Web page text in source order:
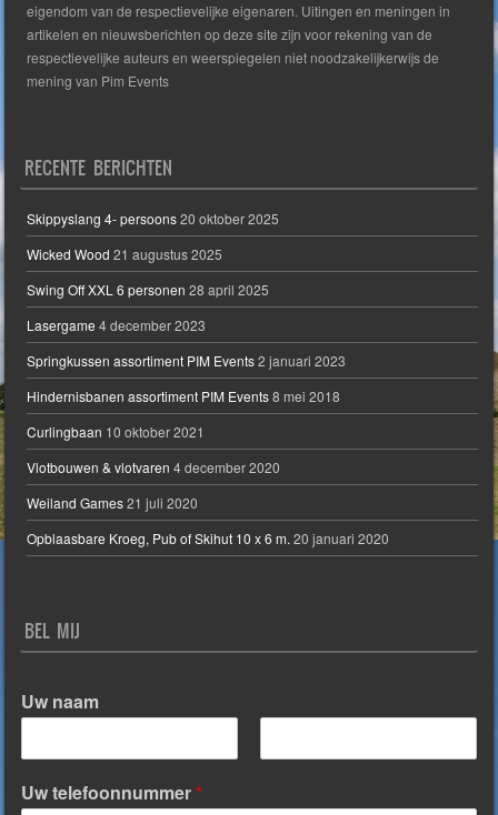
eigendom van de respectievelijke eigenaren. Uitingen en meningen in
artikelen en nieuwsberichten op deze site zijn voor rekening van de
respectievelijke auteurs en weerspiegelen niet noodzakelijkerwijs de
mening van Pim Events
RECENTE BERICHTEN
Skippyslang 4- persoons 20 oktober 2025
Wicked Wood 21 augustus 2025
Swing Off XXL 6 personen 28 april 2025
Lasergame 4 december 2023
Springkussen assortiment PIM Events 2 januari 2023
Hindernisbanen assortiment PIM Events 8 mei 2018
Curlingbaan 10 oktober 2021
Vlotbouwen & vlotvaren 4 december 2020
Weiland Games 21 juli 2020
Opblaasbare Kroeg, Pub of Skihut 10 x 6 m. 20 januari 2020
BEL MIJ
Uw naam
V
o
o
A
Uw telefoonnummer*